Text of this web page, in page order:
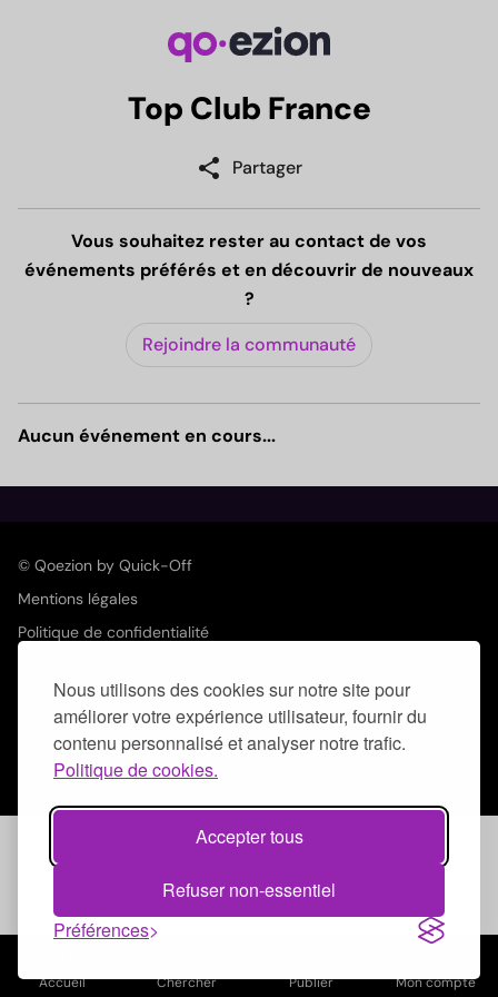
Nous utilisons des cookies sur notre site pour
améliorer votre expérience utilisateur, fournir du
contenu personnalisé et analyser notre trafic.
Politique de cookies.
Accepter tous
Refuser non-essentiel
Préférences
Accueil Chercher Publier Mon compte
Top Club France
share Partager
Vous souhaitez rester au contact de vos
événements préférés et en découvrir de nouveaux
?
Rejoindre la communauté
Aucun événement en cours...
© Qoezion by Quick-Off
Mentions légales
Politique de confidentialité